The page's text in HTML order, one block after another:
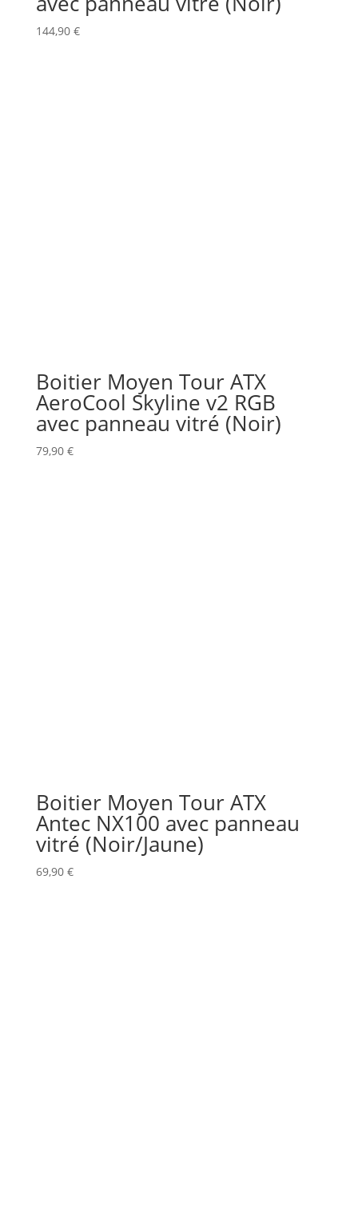
144,90 €
Boitier Moyen Tour ATX
AeroCool Skyline v2 RGB
avec panneau vitré (Noir)
79,90 €
Boitier Moyen Tour ATX
Antec NX100 avec panneau
vitré (Noir/Jaune)
69,90 €